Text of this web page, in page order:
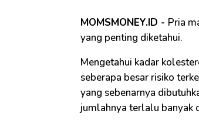
MOMSMONEY.ID - Pria
yang penting diketahui.
Mengetahui kadar
seberapa besar risiko
yang sebenarnya
jumlahnya terlalu banyak